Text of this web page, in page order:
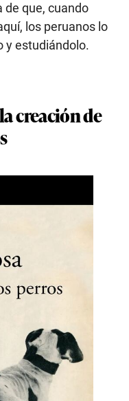
de que, cuando
los peruanos lo
y estudiándolo.
creación de